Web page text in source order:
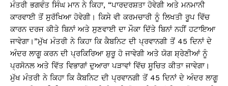
ਮੰਤਰੀ ਭਗਵੰਤ ਸਿੰਘ ਮਾਨ ਨੇ ਕਿਹਾ, “ਪਾਰਦਰਸ਼ਤਾ ਹੋਵੇਗੀ ਅਤੇ ਮਨਮਾਨੀ
ਕਾਰਵਾਈ ਤੋਂ ਸੁਰੱਖਿਆ ਹੋਵੇਗੀ। ਕਿਸੇ ਵੀ ਕਰਮਚਾਰੀ ਨੂੰ ਲਿਖਤੀ ਰੂਪ ਵਿੱਚ
ਕਾਰਨ ਦਰਜ ਕੀਤੇ ਬਿਨਾਂ ਅਤੇ ਸੁਣਵਾਈ ਦਾ ਮੌਕਾ ਦਿੱਤੇ ਬਿਨਾਂ ਨਹੀਂ ਹਟਾਇਆ
ਜਾਵੇਗਾ।”ਮੁੱਖ ਮੰਤਰੀ ਨੇ ਕਿਹਾ ਕਿ ਕੈਬਨਿਟ ਦੀ ਪ੍ਰਵਾਨਗੀ ਤੋਂ 45 ਦਿਨਾਂ ਦੇ
ਅੰਦਰ ਲਾਗੂ ਕਰਨ ਦੀ ਪ੍ਰਕਿਰਿਆ ਸ਼ੁਰੂ ਹੋ ਜਾਵੇਗੀ ਅਤੇ ਯੋਗ ਸ਼੍ਰੇਣੀਆਂ ਨੂੰ
ਪ੍ਰਸੋਨਲ ਅਤੇ ਵਿੱਤ ਵਿਭਾਗਾਂ ਦੁਆਰਾ ਪੜਾਵਾਂ ਵਿੱਚ ਸੂਚਿਤ ਕੀਤਾ ਜਾਵੇਗਾ।
ਮੁੱਖ ਮੰਤਰੀ ਨੇ ਕਿਹਾ ਕਿ ਕੈਬਨਿਟ ਦੀ ਪ੍ਰਵਾਨਗੀ ਤੋਂ 45 ਦਿਨਾਂ ਦੇ ਅੰਦਰ ਲਾਗੂ